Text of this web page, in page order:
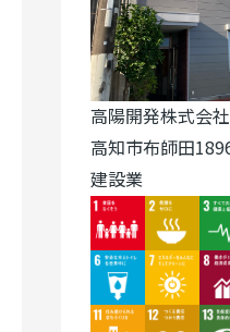
高陽開発株式会社
高知市布師田
建設業
ImageImage
ImageImage
Image Image
Image Image